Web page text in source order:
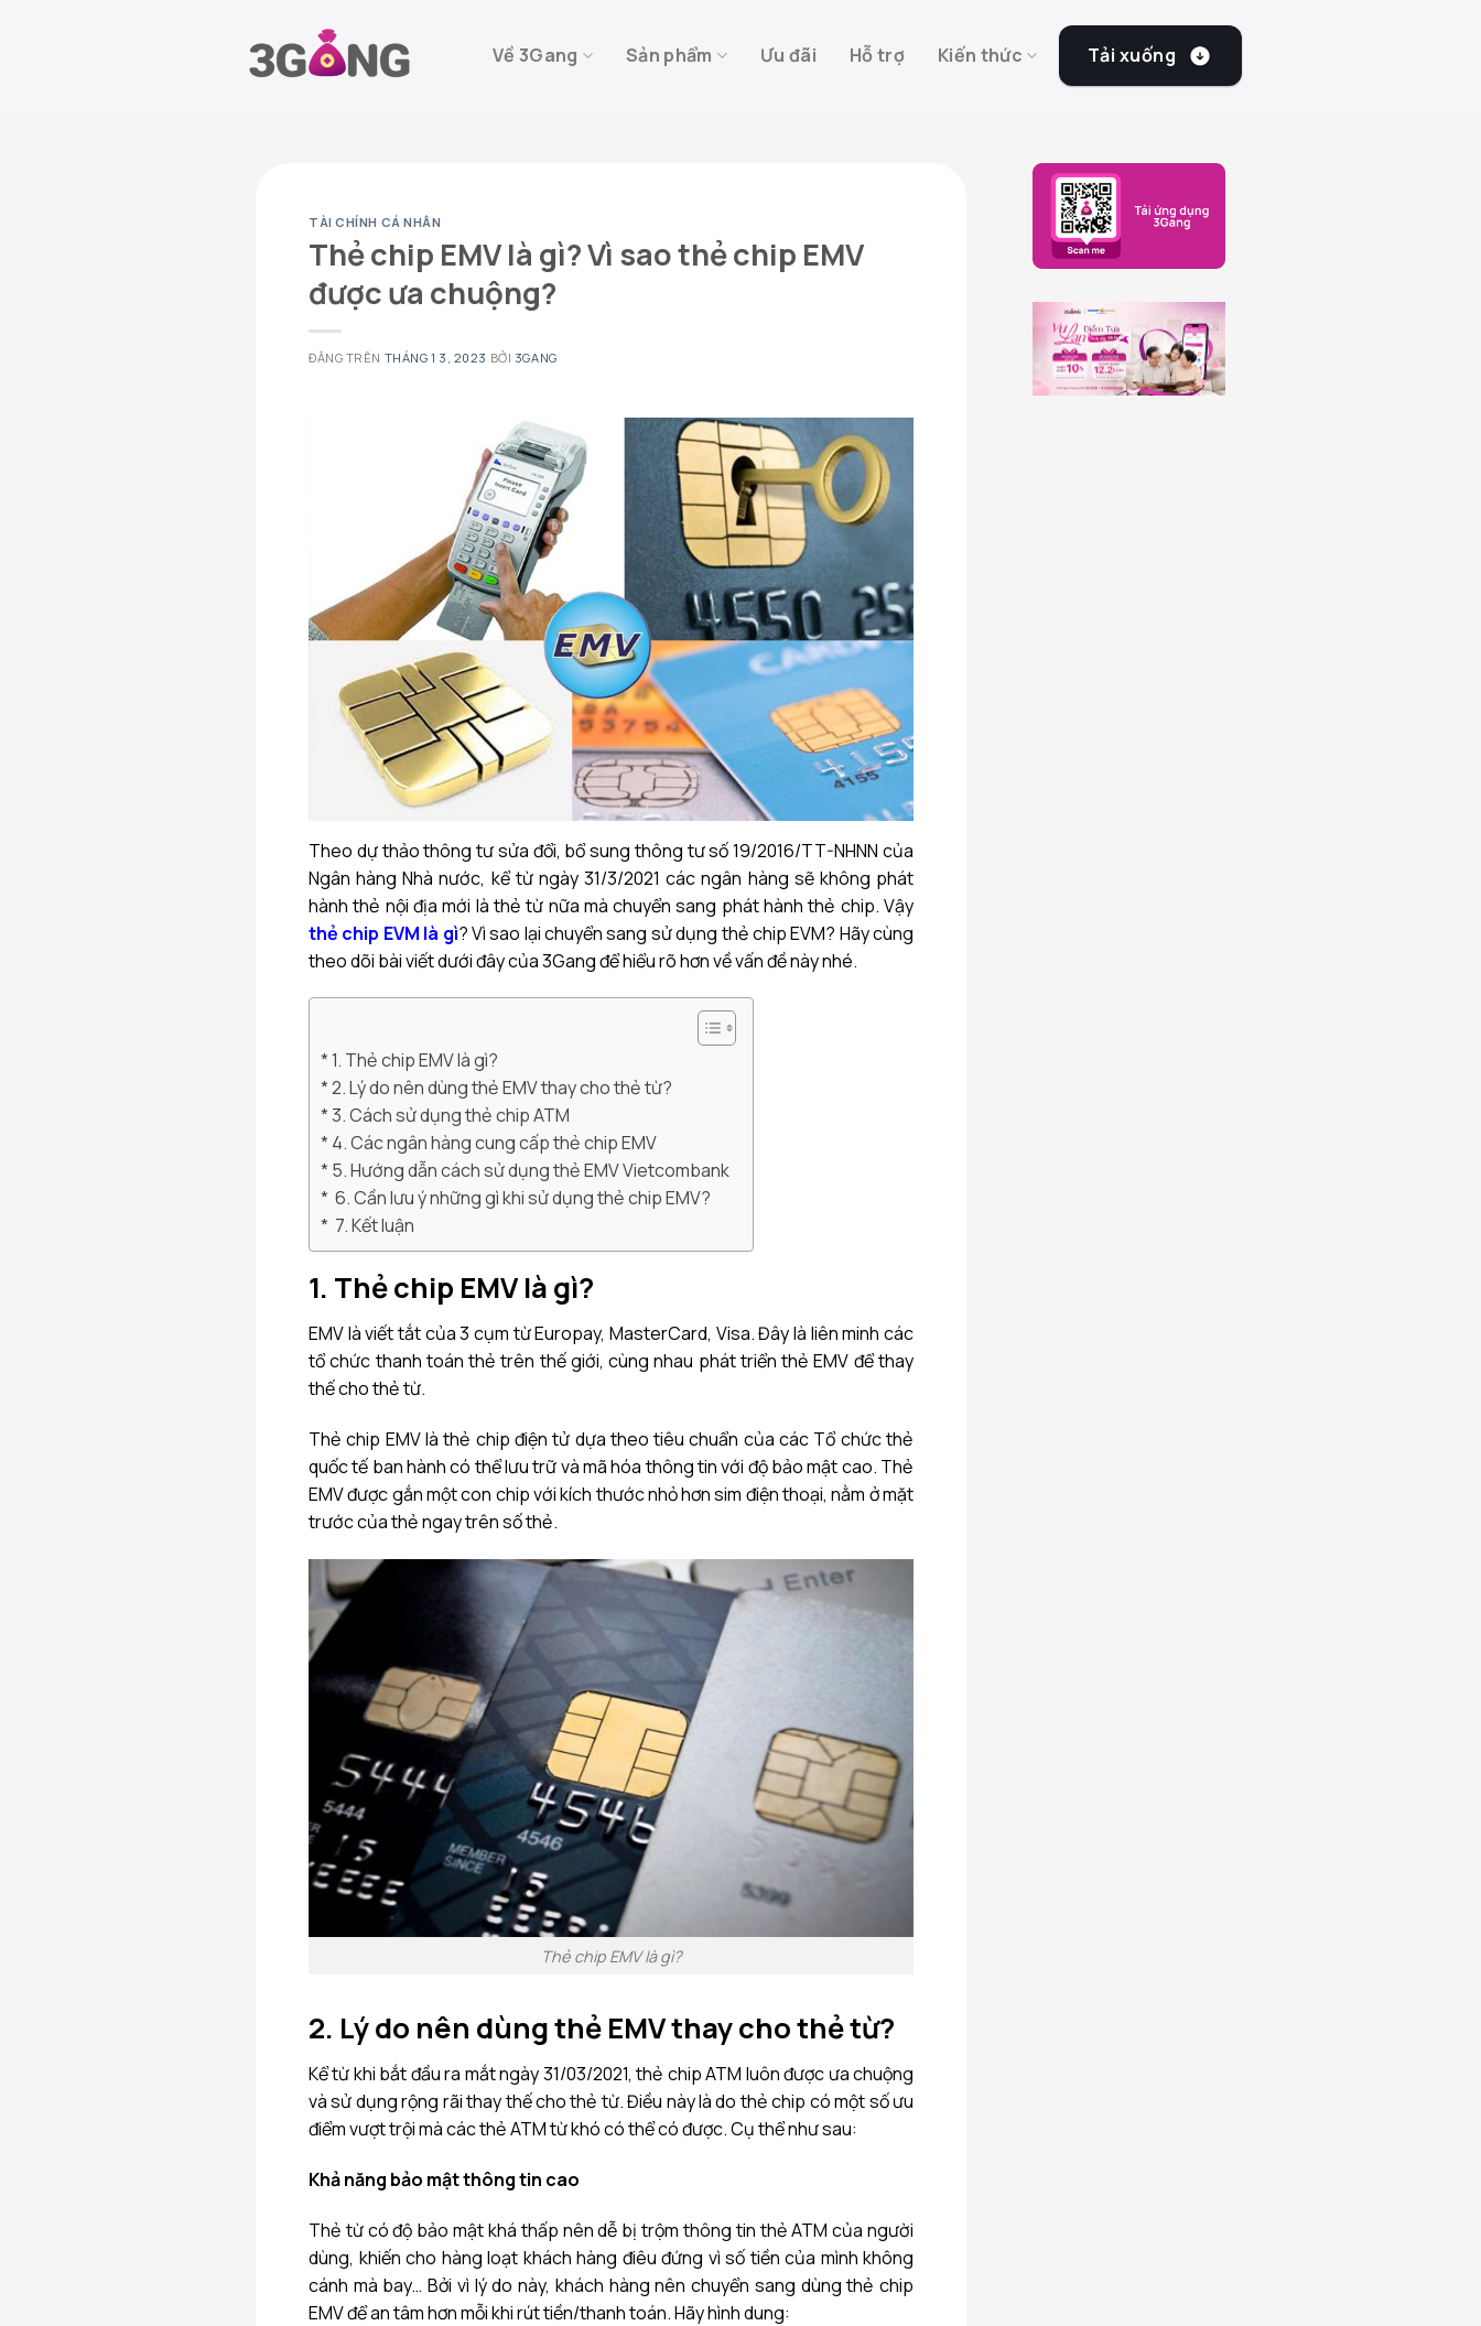
Về 3Gang Sản phẩm Ưu đãi Hỗ trợ Kiến thức Tải xuống
TÀI CHÍNH CÁ NHÂN
Thẻ chip EMV là gì? Vì sao thẻ chip EMV
được ưa chuộng?
ĐĂNG TRÊN THÁNG 1 3, 2023 BỞI 3GANG
Theo dự thảo thông tư sửa đổi, bổ sung thông tư số 19/2016/TT-NHNN của
Ngân hàng Nhà nước, kể từ ngày 31/3/2021 các ngân hàng sẽ không phát
hành thẻ nội địa mới là thẻ từ nữa mà chuyển sang phát hành thẻ chip. Vậy
thẻ chip EVM là gì? Vì sao lại chuyển sang sử dụng thẻ chip EVM? Hãy cùng
theo dõi bài viết dưới đây của 3Gang để hiểu rõ hơn về vấn đề này nhé.
1. Thẻ chip EMV là gì?
2. Lý do nên dùng thẻ EMV thay cho thẻ từ?
3. Cách sử dụng thẻ chip ATM
4. Các ngân hàng cung cấp thẻ chip EMV
5. Hướng dẫn cách sử dụng thẻ EMV Vietcombank
6. Cần lưu ý những gì khi sử dụng thẻ chip EMV?
7. Kết luận
1. Thẻ chip EMV là gì?
EMV là viết tắt của 3 cụm từ Europay, MasterCard, Visa. Đây là liên minh các
tổ chức thanh toán thẻ trên thế giới, cùng nhau phát triển thẻ EMV để thay
thế cho thẻ từ.
Thẻ chip EMV là thẻ chip điện tử dựa theo tiêu chuẩn của các Tổ chức thẻ
quốc tế ban hành có thể lưu trữ và mã hóa thông tin với độ bảo mật cao. Thẻ
EMV được gắn một con chip với kích thước nhỏ hơn sim điện thoại, nằm ở mặt
trước của thẻ ngay trên số thẻ.
Thẻ chip EMV là gì?
2. Lý do nên dùng thẻ EMV thay cho thẻ từ?
Kể từ khi bắt đầu ra mắt ngày 31/03/2021, thẻ chip ATM luôn được ưa chuộng
và sử dụng rộng rãi thay thế cho thẻ từ. Điều này là do thẻ chip có một số ưu
điểm vượt trội mà các thẻ ATM từ khó có thể có được. Cụ thể như sau:
Khả năng bảo mật thông tin cao
Thẻ từ có độ bảo mật khá thấp nên dễ bị trộm thông tin thẻ ATM của người
dùng, khiến cho hàng loạt khách hàng điêu đứng vì số tiền của mình không
cánh mà bay… Bởi vì lý do này, khách hàng nên chuyển sang dùng thẻ chip
EMV để an tâm hơn mỗi khi rút tiền/thanh toán. Hãy hình dung: